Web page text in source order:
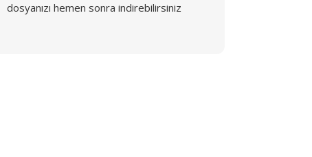
dosyanızı hemen sonra indirebilirsiniz